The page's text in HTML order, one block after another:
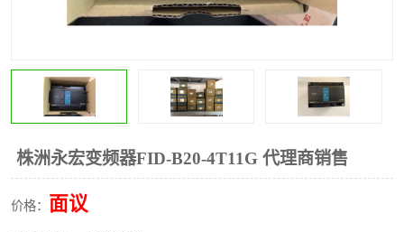
株洲永宏变频器FID-B20-4T11G 代理商销售
价格： 面议